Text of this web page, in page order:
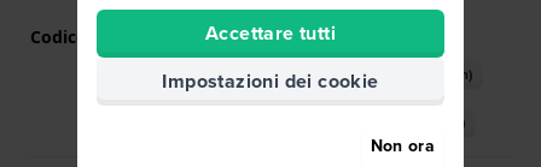
Codice Movimento 80.111(
Scarica il manuale (English)
Scarica il manuale (Italian)
Accettare tutti
Impostazioni dei cookie
Non ora